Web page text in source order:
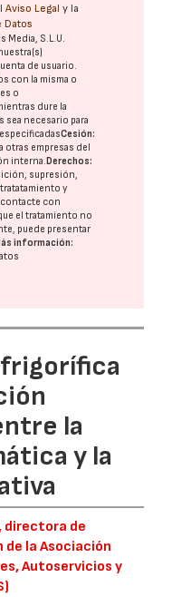
Aviso Legal y la
Datos
Media, S.L.U.
de usuario.
con la misma o
o
dure la
sea necesario para
Cesión:
otras empresas del
interna.Derechos:
supresión,
y
contacte con
el tratamiento no
puede presentar
información:
la
y la
directora de
de la Asociación
Autoservicios y